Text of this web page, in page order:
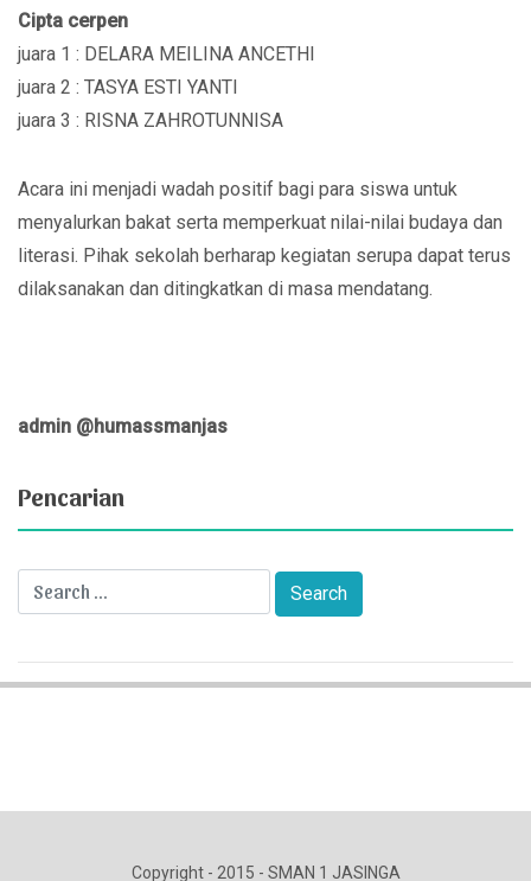
Cipta cerpen
juara 1 : DELARA MEILINA ANCETHI
juara 2 : TASYA ESTI YANTI
juara 3 : RISNA ZAHROTUNNISA
Acara ini menjadi wadah positif bagi para siswa untuk
menyalurkan bakat serta memperkuat nilai-nilai budaya dan
literasi. Pihak sekolah berharap kegiatan serupa dapat terus
dilaksanakan dan ditingkatkan di masa mendatang.
admin @humassmanjas
Pencarian
Copyright - 2015 - SMAN 1 JASINGA